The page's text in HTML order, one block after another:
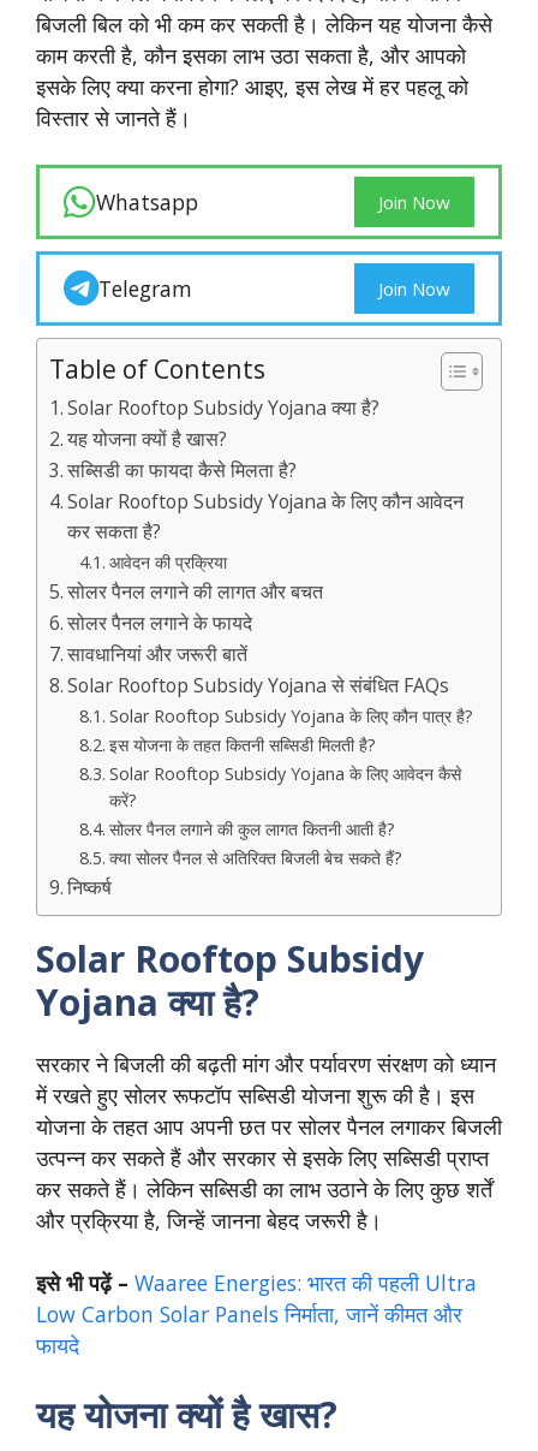
बिजली बिल को भी कम कर सकती है। लेकिन यह योजना कैसे
काम करती है, कौन इसका लाभ उठा सकता है, और आपको
इसके लिए क्या करना होगा? आइए, इस लेख में हर पहलू को
विस्तार से जानते हैं।
Whatsapp Join Now
Telegram Join Now
Table of Contents
Solar Rooftop Subsidy Yojana क्या है?
यह योजना क्यों है खास?
सब्सिडी का फायदा कैसे मिलता है?
Solar Rooftop Subsidy Yojana के लिए कौन आवेदन
कर सकता है?
आवेदन की प्रक्रिया
सोलर पैनल लगाने की लागत और बचत
सोलर पैनल लगाने के फायदे
सावधानियां और जरूरी बातें
Solar Rooftop Subsidy Yojana से संबंधित FAQs
Solar Rooftop Subsidy Yojana के लिए कौन पात्र है?
इस योजना के तहत कितनी सब्सिडी मिलती है?
Solar Rooftop Subsidy Yojana के लिए आवेदन कैसे
करें?
सोलर पैनल लगाने की कुल लागत कितनी आती है?
क्या सोलर पैनल से अतिरिक्त बिजली बेच सकते हैं?
निष्कर्ष
Solar Rooftop Subsidy
Yojana क्या है?
सरकार ने बिजली की बढ़ती मांग और पर्यावरण संरक्षण को ध्यान
में रखते हुए सोलर रूफटॉप सब्सिडी योजना शुरू की है। इस
योजना के तहत आप अपनी छत पर सोलर पैनल लगाकर बिजली
उत्पन्न कर सकते हैं और सरकार से इसके लिए सब्सिडी प्राप्त
कर सकते हैं। लेकिन सब्सिडी का लाभ उठाने के लिए कुछ शर्तें
और प्रक्रिया है, जिन्हें जानना बेहद जरूरी है।
इसे भी पढ़ें – Waaree Energies: भारत की पहली Ultra
Low Carbon Solar Panels निर्माता, जानें कीमत और
फायदे
यह योजना क्यों है खास?